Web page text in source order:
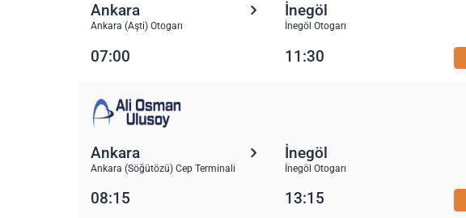
Ankara
Ankara (Aşti) Otogarı
İnegöl
İnegöl Otogarı
07:00 11:30
Ankara
Ankara (Söğütözü) Cep Terminali
İnegöl
İnegöl Otogarı
08:15 13:15